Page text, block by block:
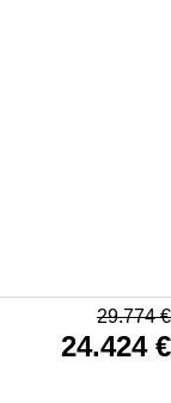
29.774€
24.424 €